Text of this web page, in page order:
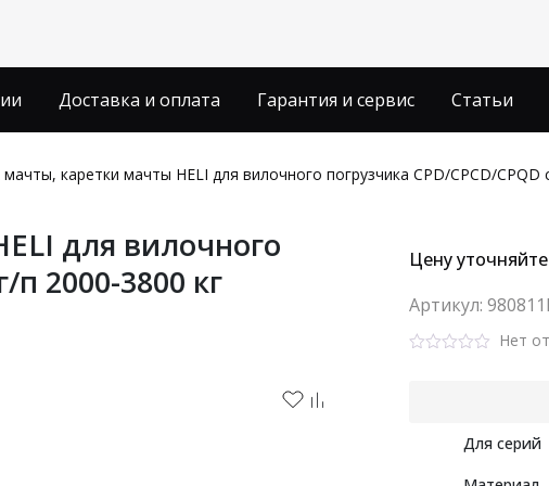
Доставка и оплата Гарантия и сервис Статьи
каретки мачты HELI для вилочного погрузчика CPD/CPCD/CPQD
для вилочного
п 2000-3800 кг
Цену уточняйте
Aртикул:
Нет
Для серий